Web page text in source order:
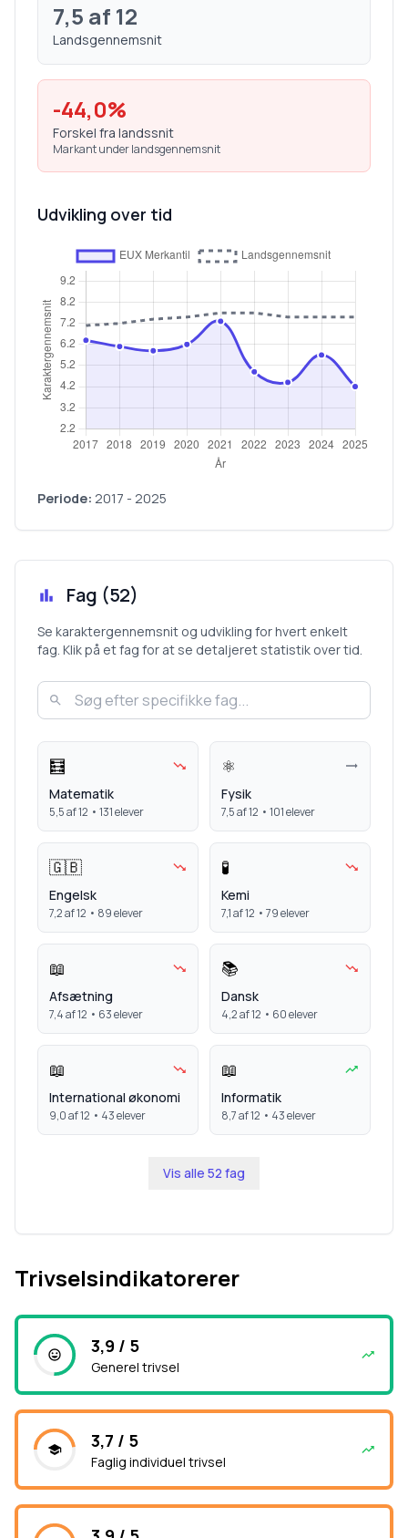
7,5 af 12
Landsgennemsnit
-44,0%
Forskel fra landssnit
Markant under landsgennemsnit
Udvikling over tid
Periode: 2017 - 2025
Fag (52)
Se karaktergennemsnit og udvikling for hvert enkelt
fag. Klik på et fag for at se detaljeret statistik over tid.
🧮
Matematik
5,5af 12 • 131elever
⚛️
Fysik
7,5af 12 • 101elever
🇬🇧
Engelsk
7,2af 12 • 89elever
🧪
Kemi
7,1af 12 • 79elever
📖
Afsætning
7,4af 12 • 63elever
📚
Dansk
4,2af 12 • 60elever
📖
International økonomi
9,0af 12 • 43elever
📖
Informatik
8,7af 12 • 43elever
Vis alle 52 fag
Trivselsindikatorerer
3,9 / 5
Generel trivsel
3,7 / 5
Faglig individuel trivsel